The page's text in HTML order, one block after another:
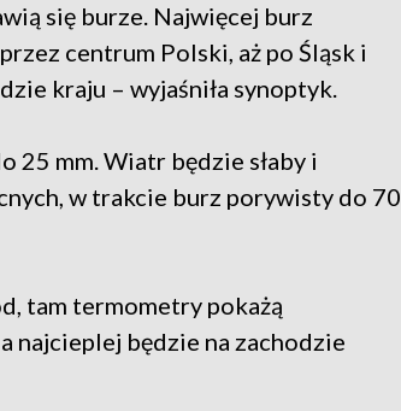
się burze. Najwięcej burz
centrum Polski, aż po Śląsk i
kraju – wyjaśniła synoptyk.
25 mm. Wiatr będzie słaby i
w trakcie burz porywisty do 70
tam termometry pokażą
najcieplej będzie na zachodzie